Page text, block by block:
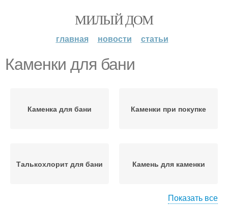
МИЛЫЙ ДОМ
главная новости статьи
Каменки для бани
Каменка для бани Каменки при покупке
Талькохлорит для бани Камень для каменки
Показать все